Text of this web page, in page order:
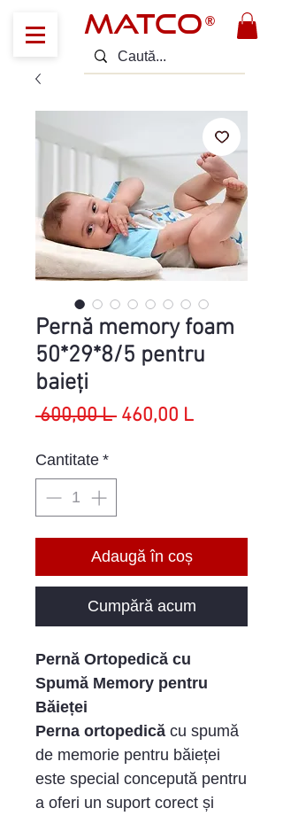
MATCO ®
Pernă memory foam
50*29*8/5 pentru
baieți
600,00 L Preț
460,00 LPreț
Cantitate *
Adaugă în coș
Cumpără acum
Pernă Ortopedică cu
Spumă Memory pentru
Băieței
Perna ortopedică cu spumă
de memorie pentru băieței
este special concepută pentru
a oferi un suport corect și